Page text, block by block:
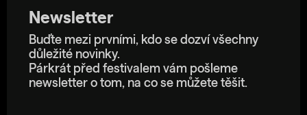
Newsletter
Buďte mezi prvními, kdo se dozví všechny
důležité novinky.
Párkrát před festivalem vám pošleme
newsletter o tom, na co se můžete těšit.